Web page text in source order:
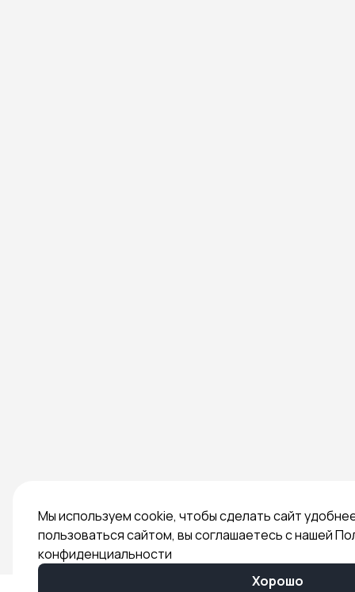
Мы используем cookie, чтобы сделать сайт
пользоваться сайтом, вы соглашаетесь с нашей
конфиденциальности
Хорошо